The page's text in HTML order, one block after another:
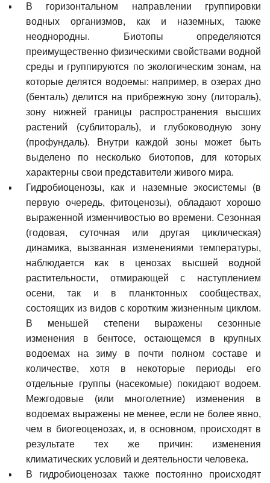
В горизонтальном направлении группировки
водных организмов, как и наземных, также
неоднородны. Биотопы определяются
преимущественно физическими свойствами водной
среды и группируются по экологическим зонам, на
которые делятся водоемы: например, в озерах дно
(бенталь) делится на прибрежную зону (литораль),
зону нижней границы распространения высших
растений (сублитораль), и глубоководную зону
(профундаль). Внутри каждой зоны может быть
выделено по несколько биотопов, для которых
характерны свои представители живого мира.
Гидробиоценозы, как и наземные экосистемы (в
первую очередь, фитоценозы), обладают хорошо
выраженной изменчивостью во времени. Сезонная
(годовая, суточная или другая циклическая)
динамика, вызванная изменениями температуры,
наблюдается как в ценозах высшей водной
растительности, отмирающей с наступлением
осени, так и в планктонных сообществах,
состоящих из видов с коротким жизненным циклом.
В меньшей степени выражены сезонные
изменения в бентосе, остающемся в крупных
водоемах на зиму в почти полном составе и
количестве, хотя в некоторые периоды его
отдельные группы (насекомые) покидают водоем.
Межгодовые (или многолетние) изменения в
водоемах выражены не менее, если не более явно,
чем в биогеоценозах, и, в основном, происходят в
результате тех же причин: изменения
климатических условий и деятельности человека.
В гидробиоценозах также постоянно происходят